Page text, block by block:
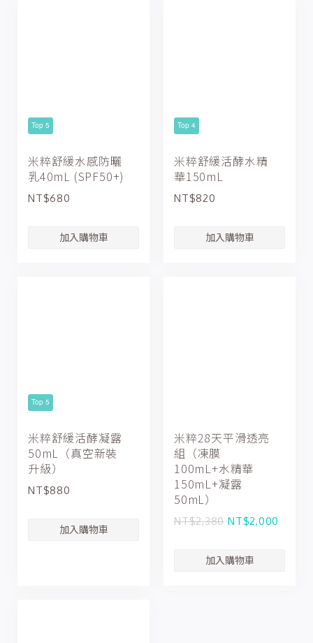
Top 5
米粹舒緩水感防曬
乳40mL (SPF50+)
NT$680
Top 4
米粹舒緩活酵水精
華150mL
NT$820
Top 5
米粹舒緩活酵凝露
50mL（真空新裝
升級）
NT$880
米粹28天平滑透亮
組（凍膜
100mL+水精華
150mL+凝露
50mL）
NT$2,380 NT$2,000